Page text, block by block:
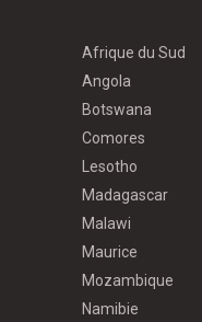
Afrique du Sud
Angola
Botswana
Comores
Lesotho
Madagascar
Malawi
Maurice
Mozambique
Namibie